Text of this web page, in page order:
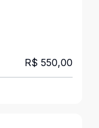
R$ 550,00